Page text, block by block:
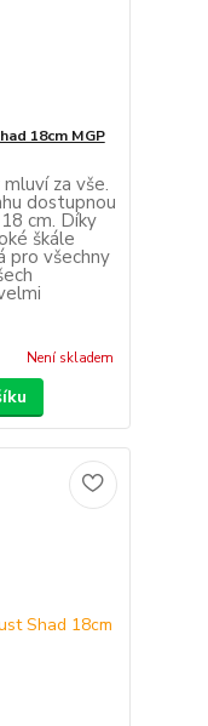
18cm MGP
za vše.
dostupnou
cm. Díky
škále
pro všechny
Není skladem